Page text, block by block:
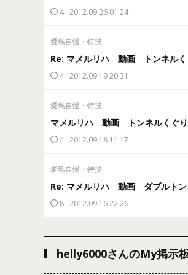
4 2012.09.26 01:24
愛鳥自慢・特技
Re: マメルリハ 動画 トンネルく
4 2012.09.19 20:31
愛鳥自慢・特技
マメルリハ 動画 トンネルくぐ
4 2012.09.18 11:17
愛鳥自慢・特技
Re: マメルリハ 動画 ダブルトン
8 2012.09.16 22:26
helly6000さんのMy掲示